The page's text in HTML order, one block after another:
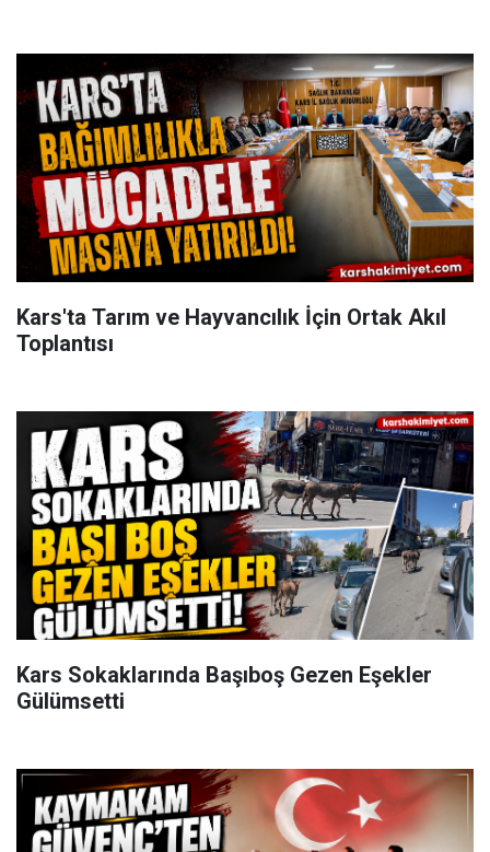
Kars'ta Tarım ve Hayvancılık İçin Ortak Akıl
Toplantısı
Kars Sokaklarında Başıboş Gezen Eşekler
Gülümsetti